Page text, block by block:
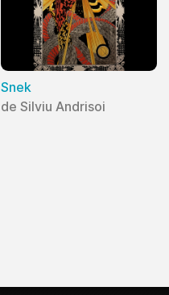
Snek
de Silviu Andrisoi